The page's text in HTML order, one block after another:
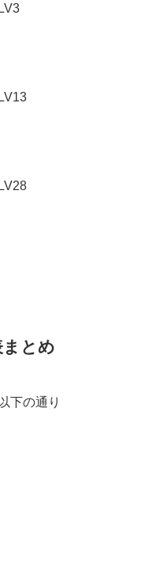
とめ
下の通り